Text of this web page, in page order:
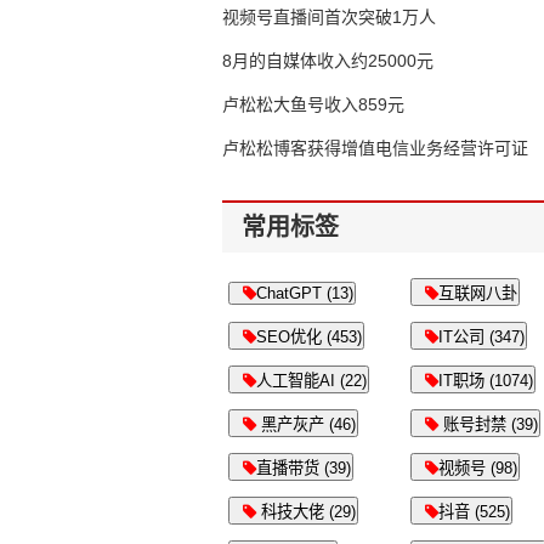
视频号直播间首次突破1万人
8月的自媒体收入约25000元
卢松松大鱼号收入859元
卢松松博客获得增值电信业务经营许可证
常用标签
ChatGPT (13) 互联网八卦
SEO优化 (453) IT公司 (347)
人工智能AI (22) IT职场 (1074)
黑产灰产 (46) 账号封禁 (39)
直播带货 (39) 视频号 (98)
科技大佬 (29) 抖音 (525)